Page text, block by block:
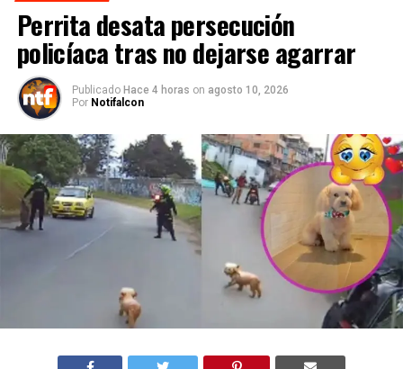
Perrita desata persecución
policíaca tras no dejarse agarrar
Publicado Hace 4 horas on agosto 10, 2026
Por Notifalcon